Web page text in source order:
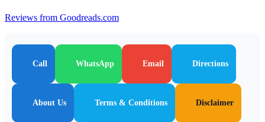
Reviews from Goodreads.com
Call WhatsApp Email Directions
About Us Terms & Conditions Disclaimer